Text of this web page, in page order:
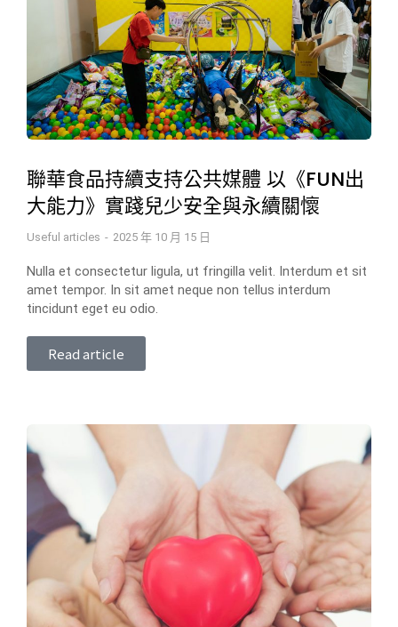
聯華食品持續支持公共媒體 以《FUN出
大能力》實踐兒少安全與永續關懷
Useful articles 2025 年 10 月 15 日
Nulla et consectetur ligula, ut fringilla velit. Interdum et sit
amet tempor. In sit amet neque non tellus interdum
tincidunt eget eu odio.
Read article